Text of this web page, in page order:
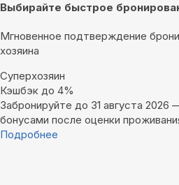
Выбирайте быстрое
Мгновенное подтверждение
хозяина
Суперхозяин
Кэшбэк до 4%
Забронируйте до 31 августа 2026
бонусами после оценки
Подробнее